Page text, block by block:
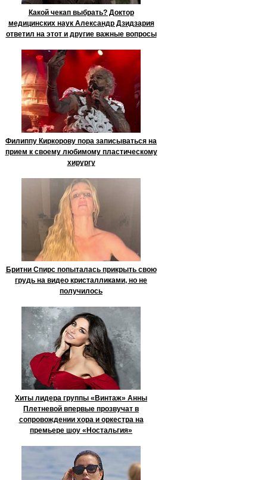
Какой чекап выбрать? Доктор
медицинских наук Александр Дзидзария
ответил на этот и другие важные вопросы
Филиппу Киркорову пора записываться на
прием к своему любимому пластическому
хирургу
Бритни Спирс попыталась прикрыть свою
грудь на видео кристалликами, но не
получилось
Хиты лидера группы «Винтаж» Анны
Плетневой впервые прозвучат в
сопровождении хора и оркестра на
премьере шоу «Ностальгия»